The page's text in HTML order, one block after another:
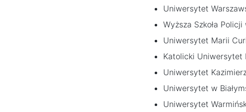
Uniwersytet
Wyższa Szkoła
Uniwersytet Marii
Katolicki Uniwersytet
Uniwersytet
Uniwersytet w
Uniwersytet